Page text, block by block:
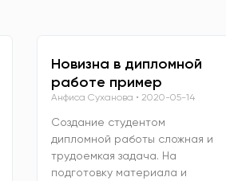
Новизна в дипломной
работе пример
Анфиса Суханова 2020-05-14
Создание студентом
дипломной работы сложная и
трудоемкая задача. На
подготовку материала и